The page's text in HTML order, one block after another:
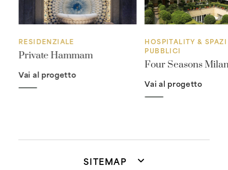
RESIDENZIALE
Private Hammam
Vai al progetto
HOSPITALITY & SPAZI
PUBBLICI
Four Seasons
Vai al progetto
SITEMAP